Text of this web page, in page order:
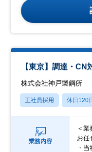
【東京】調達・CN
株式会社神戸製鋼所
正社員採用 休日120
業務内容
＜業
お任
・